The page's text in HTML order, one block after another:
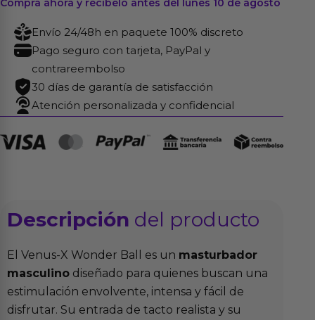
Masculino
cantidad
Compra ahora y recíbelo antes del lunes 10 de agosto
Envío 24/48h en paquete 100% discreto
Pago seguro con tarjeta, PayPal y
contrareembolso
30 días de garantía de satisfacción
Atención personalizada y confidencial
Descripción del producto
El Venus-X Wonder Ball es un masturbador
masculino diseñado para quienes buscan una
estimulación envolvente, intensa y fácil de
disfrutar. Su entrada de tacto realista y su